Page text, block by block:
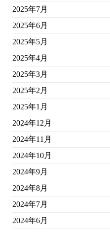
2025年7月
2025年6月
2025年5月
2025年4月
2025年3月
2025年2月
2025年1月
2024年12月
2024年11月
2024年10月
2024年9月
2024年8月
2024年7月
2024年6月